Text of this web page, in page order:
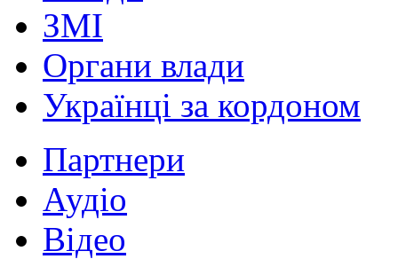
ЗМІ
Органи влади
Українці за кордоном
Партнери
Аудіо
Відео